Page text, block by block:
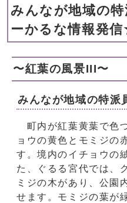
みんなが地域の
ーかるな情報発
〜紅葉の風景III〜
みんなが地域の特
町内が紅葉黄葉で色
ョウの黄色とモミジの
す。境内のイチョウの
た、ぐるる宮代では、
ミジの木があり、公園
せます。モミジの葉が